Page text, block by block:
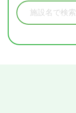
施設検索